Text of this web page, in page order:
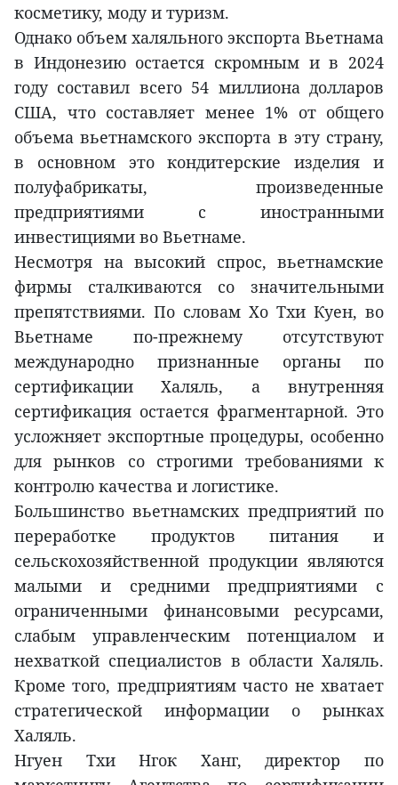
косметику, моду и туризм.
Однако объем халяльного экспорта Вьетнама
в Индонезию остается скромным и в 2024
году составил всего 54 миллиона долларов
США, что составляет менее 1% от общего
объема вьетнамского экспорта в эту страну,
в основном это кондитерские изделия и
полуфабрикаты, произведенные
предприятиями с иностранными
инвестициями во Вьетнаме.
Несмотря на высокий спрос, вьетнамские
фирмы сталкиваются со значительными
препятствиями. По словам Хо Тхи Куен, во
Вьетнаме по-прежнему отсутствуют
международно признанные органы по
сертификации Халяль, а внутренняя
сертификация остается фрагментарной. Это
усложняет экспортные процедуры, особенно
для рынков со строгими требованиями к
контролю качества и логистике.
Большинство вьетнамских предприятий по
переработке продуктов питания и
сельскохозяйственной продукции являются
малыми и средними предприятиями с
ограниченными финансовыми ресурсами,
слабым управленческим потенциалом и
нехваткой специалистов в области Халяль.
Кроме того, предприятиям часто не хватает
стратегической информации о рынках
Халяль.
Нгуен Тхи Нгок Ханг, директор по